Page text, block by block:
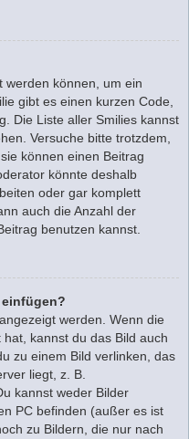
werden können, um ein
gibt es einen kurzen Code,
Die Liste aller Smilies kannst
Versuche bitte trotzdem,
können einen Beitrag
könnte deshalb
oder gar komplett
auch die Anzahl der
benutzen kannst.
werden. Wenn die
kannst du das Bild auch
zu einem Bild verlinken, das
liegt, z. B.
kannst weder Bilder
PC befinden (außer es ist
zu Bildern, die nur nach